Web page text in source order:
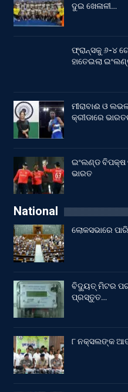
ଦୁଇ ଖେଳାଳୀ…
ଫ୍ରାନ୍ସକୁ ୬-୪
ହାତେଇଲା
ମୀରାବାଈ ଓ
କ୍ରୀଡାରେ
ଇଂଲଣ୍ଡ ବିପକ୍ଷ
ଭାରତ
National
ଲୋକସଭାରେ
ବିଦ୍ୟୁତ୍ ମିଟର
ପ୍ରସ୍ତୁତ…
୮ ନକ୍ସଲଙ୍କ